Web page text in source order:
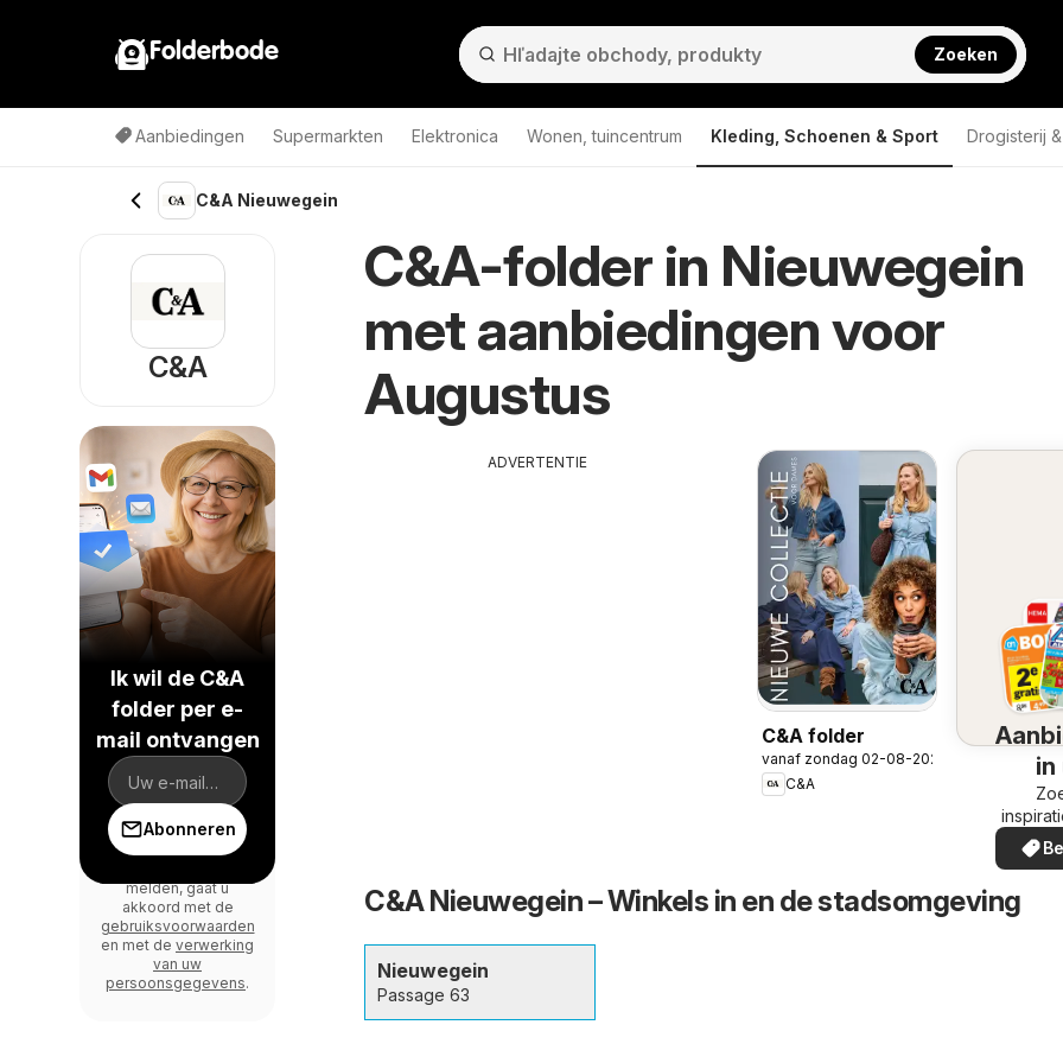
Folderbode Zoeken
Aanbiedingen Supermarkten Elektronica Wonen, tuincentrum Kleding, Schoenen & Sport Drogisterij
C&A Nieuwegein
C&A-folder in Nieuwegein
met aanbiedingen voor
Augustus
ADVERTENTIE
C&A folder
vanaf zondag 02-08-2026
C&A
in
de
in
C&A Nieuwegein – Winkels in en de stadsomgeving
Nieuwegein
Passage 63
C&A
Ik wil de C&A
folder per e-
mail ontvangen
Abonneren
melden, gaat u
akkoord met de
gebruiksvoorwaarden
en met de verwerking
van uw
persoonsgegevens.